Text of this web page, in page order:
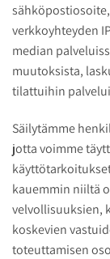
verkkoyhteyden
median
muutoksista,
tilattuihin
Säilytämme
jotta voimme
kauemmin niiltä
velvollisuuksien,
koskevien
toteuttamisen